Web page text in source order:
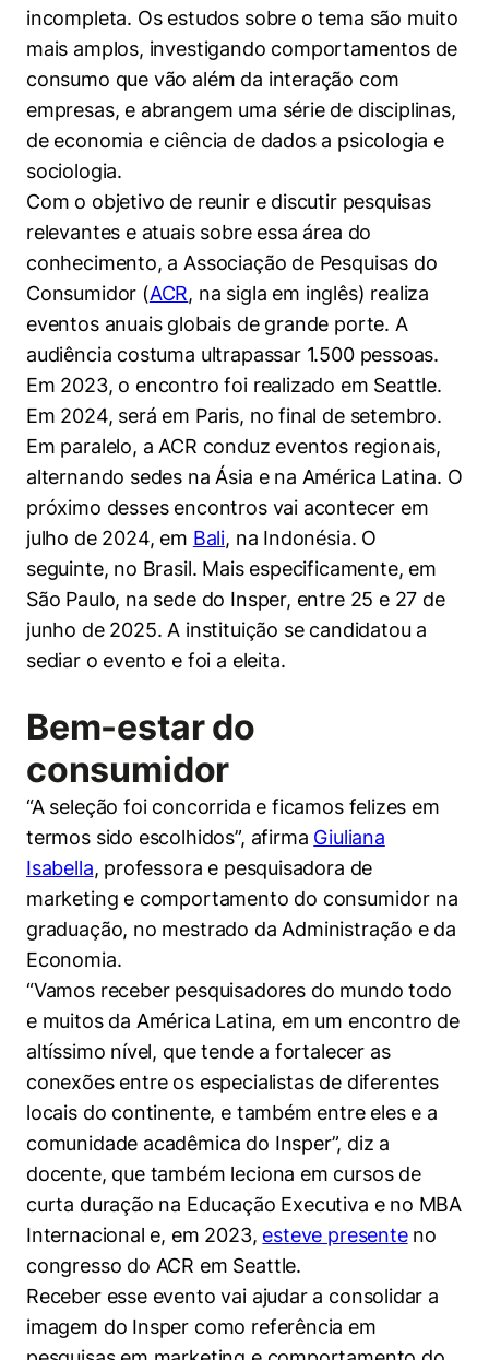
Tecnologia e Dados
incompleta. Os estudos sobre o tema são muito
mais amplos, investigando comportamentos de
consumo que vão além da interação com
empresas, e abrangem uma série de disciplinas,
de economia e ciência de dados a psicologia e
sociologia.
Com o objetivo de reunir e discutir pesquisas
relevantes e atuais sobre essa área do
conhecimento, a Associação de Pesquisas do
Consumidor (ACR, na sigla em inglês) realiza
eventos anuais globais de grande porte. A
audiência costuma ultrapassar 1.500 pessoas.
Em 2023, o encontro foi realizado em Seattle.
Em 2024, será em Paris, no final de setembro.
Em paralelo, a ACR conduz eventos regionais,
alternando sedes na Ásia e na América Latina. O
próximo desses encontros vai acontecer em
julho de 2024, em Bali, na Indonésia. O
seguinte, no Brasil. Mais especificamente, em
São Paulo, na sede do Insper, entre 25 e 27 de
junho de 2025. A instituição se candidatou a
sediar o evento e foi a eleita.
Bem-estar do
consumidor
“A seleção foi concorrida e ficamos felizes em
termos sido escolhidos”, afirma Giuliana
Isabella, professora e pesquisadora de
marketing e comportamento do consumidor na
graduação, no mestrado da Administração e da
Economia.
“Vamos receber pesquisadores do mundo todo
e muitos da América Latina, em um encontro de
altíssimo nível, que tende a fortalecer as
conexões entre os especialistas de diferentes
locais do continente, e também entre eles e a
comunidade acadêmica do Insper”, diz a
docente, que também leciona em cursos de
curta duração na Educação Executiva e no MBA
Internacional e, em 2023, esteve presenteno
congresso do ACR em Seattle.
Receber esse evento vai ajudar a consolidar a
imagem do Insper como referência em